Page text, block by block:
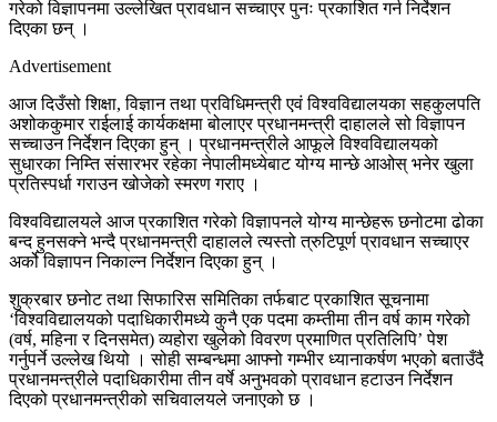
गरेको विज्ञापनमा उल्लेखित प्रावधान सच्चाएर पुनः प्रकाशित गर्न निर्देशन
दिएका छन् ।
Advertisement
आज दिउँसो शिक्षा, विज्ञान तथा प्रविधिमन्त्री एवं विश्वविद्यालयका सहकुलपति
अशोककुमार राईलाई कार्यकक्षमा बोलाएर प्रधानमन्त्री दाहालले सो विज्ञापन
सच्चाउन निर्देशन दिएका हुन् । प्रधानमन्त्रीले आफूले विश्वविद्यालयको
सुधारका निम्ति संसारभर रहेका नेपालीमध्येबाट योग्य मान्छे आओस् भनेर खुला
प्रतिस्पर्धा गराउन खोजेको स्मरण गराए ।
विश्वविद्यालयले आज प्रकाशित गरेको विज्ञापनले योग्य मान्छेहरू छनोटमा ढोका
बन्द हुनसक्ने भन्दै प्रधानमन्त्री दाहालले त्यस्तो त्रुटिपूर्ण प्रावधान सच्चाएर
अर्को विज्ञापन निकाल्न निर्देशन दिएका हुन् ।
शुक्रबार छनोट तथा सिफारिस समितिका तर्फबाट प्रकाशित सूचनामा
‘विश्वविद्यालयको पदाधिकारीमध्ये कुनै एक पदमा कम्तीमा तीन वर्ष काम गरेको
(वर्ष, महिना र दिनसमेत) व्यहोरा खुलेको विवरण प्रमाणित प्रतिलिपि’ पेश
गर्नुपर्ने उल्लेख थियो । सोही सम्बन्धमा आफ्नो गम्भीर ध्यानाकर्षण भएको बताउँदै
प्रधानमन्त्रीले पदाधिकारीमा तीन वर्षे अनुभवको प्रावधान हटाउन निर्देशन
दिएको प्रधानमन्त्रीको सचिवालयले जनाएको छ ।